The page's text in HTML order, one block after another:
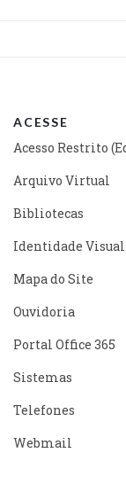
ACESSE
Acesso Restrito
Arquivo Virtual
Bibliotecas
Identidade Visual
Mapa do Site
Ouvidoria
Portal Office 365
Sistemas
Telefones
Webmail